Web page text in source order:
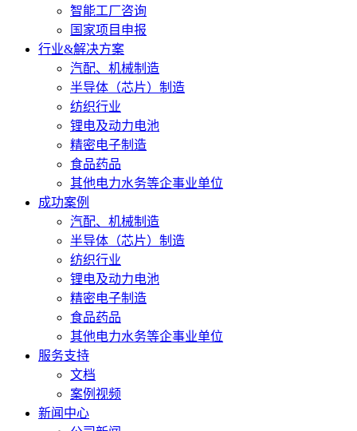
智能工厂咨询
国家项目申报
行业&解决方案
汽配、机械制造
半导体（芯片）制造
纺织行业
锂电及动力电池
精密电子制造
食品药品
其他电力水务等企事业单位
成功案例
汽配、机械制造
半导体（芯片）制造
纺织行业
锂电及动力电池
精密电子制造
食品药品
其他电力水务等企事业单位
服务支持
文档
案例视频
新闻中心